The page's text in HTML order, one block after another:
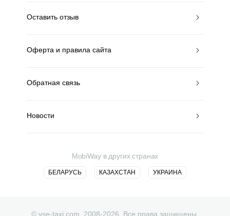
Оставить отзыв
Оферта и правила сайта
Обратная связь
Новости
MobiWay в других странах
БЕЛАРУСЬ КАЗАХСТАН УКРАИНА
© vse-taxi.com. 2008-2026. Все права защищены.